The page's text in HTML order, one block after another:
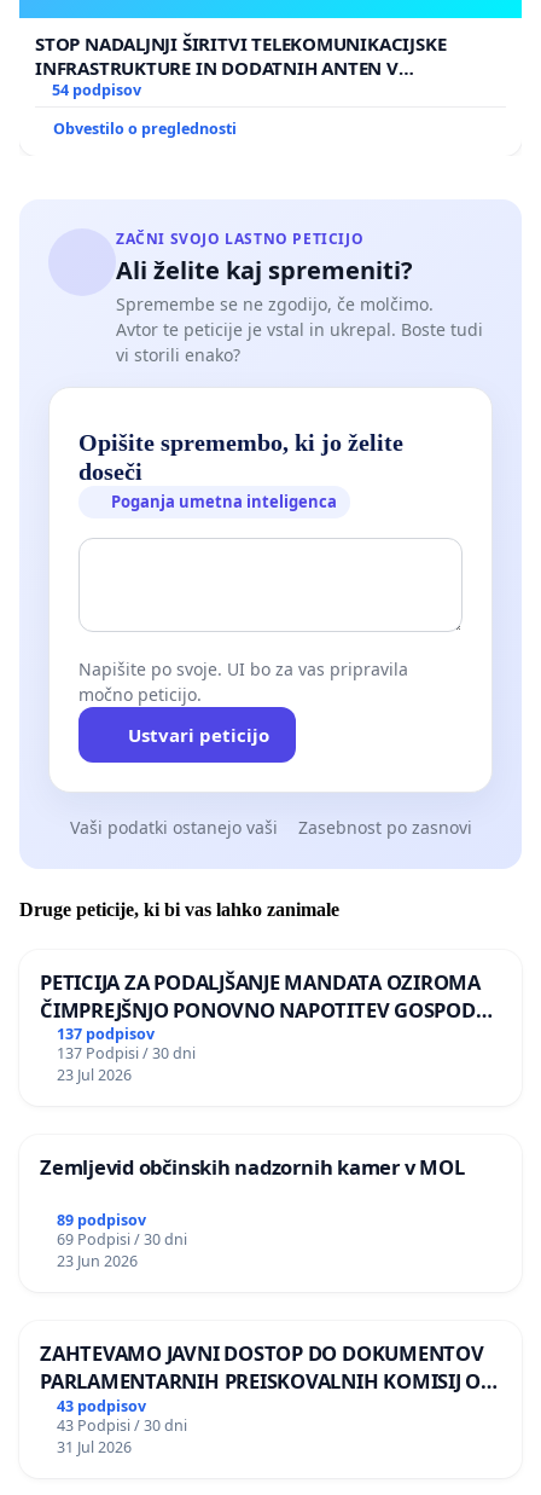
STOP NADALJNJI ŠIRITVI TELEKOMUNIKACIJSKE
INFRASTRUKTURE IN DODATNIH ANTEN V
GRADIŠČAKU
54 podpisov
Obvestilo o preglednosti
ZAČNI SVOJO LASTNO PETICIJO
Ali želite kaj spremeniti?
Spremembe se ne zgodijo, če molčimo.
Avtor te peticije je vstal in ukrepal. Boste tudi
vi storili enako?
Opišite spremembo, ki jo želite
doseči
Poganja umetna inteligenca
Napišite po svoje. UI bo za vas pripravila
močno peticijo.
Ustvari peticijo
Vaši podatki ostanejo vaši Zasebnost po zasnovi
Druge peticije, ki bi vas lahko zanimale
PETICIJA ZA PODALJŠANJE MANDATA OZIROMA
ČIMPREJŠNJO PONOVNO NAPOTITEV GOSPODA
BERNARDA ŠRAJNERJA NA VELEPOSLANIŠTVO
REPUBLIKE SLOVENIJE V MOSKVI
137 podpisov
137 Podpisi / 30 dni
23 Jul 2026
Zemljevid občinskih nadzornih kamer v MOL
89 podpisov
69 Podpisi / 30 dni
23 Jun 2026
ZAHTEVAMO JAVNI DOSTOP DO DOKUMENTOV
PARLAMENTARNIH PREISKOVALNIH KOMISIJ O
ILEGALNI TRGOVINI Z OROŽJEM
43 podpisov
43 Podpisi / 30 dni
31 Jul 2026